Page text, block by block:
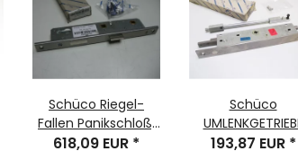
Schüco Riegel-
Fallen Panikschloß,
Fkt. E, LS,
618,09 EUR *
Schüco
1898 , DIN RS/LS,
193,87 EUR *